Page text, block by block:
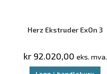
Herz Ekstruder ExOn 3
kr92.020,00 eks. mva.